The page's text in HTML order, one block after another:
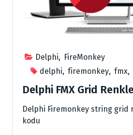
Delphi, FireMonkey
delphi, firemonkey, fmx,
Delphi FMX Grid
Delphi Firemonkey string grid
kodu